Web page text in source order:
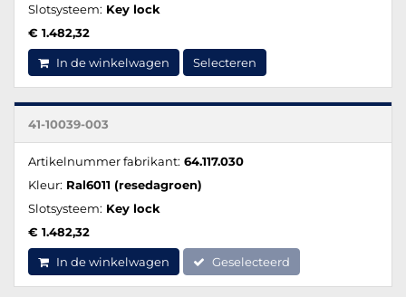
Slotsysteem: Key lock
€ 1.482,32
In de winkelwagen Selecteren
41-10039-003
Artikelnummer fabrikant: 64.117.030
Kleur: Ral6011 (resedagroen)
Slotsysteem: Key lock
€ 1.482,32
In de winkelwagen Geselecteerd